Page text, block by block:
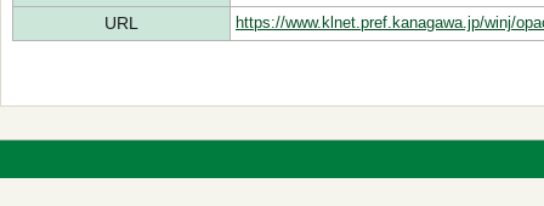
URL
https://www.klnet.pref.kanagawa.jp/winj/